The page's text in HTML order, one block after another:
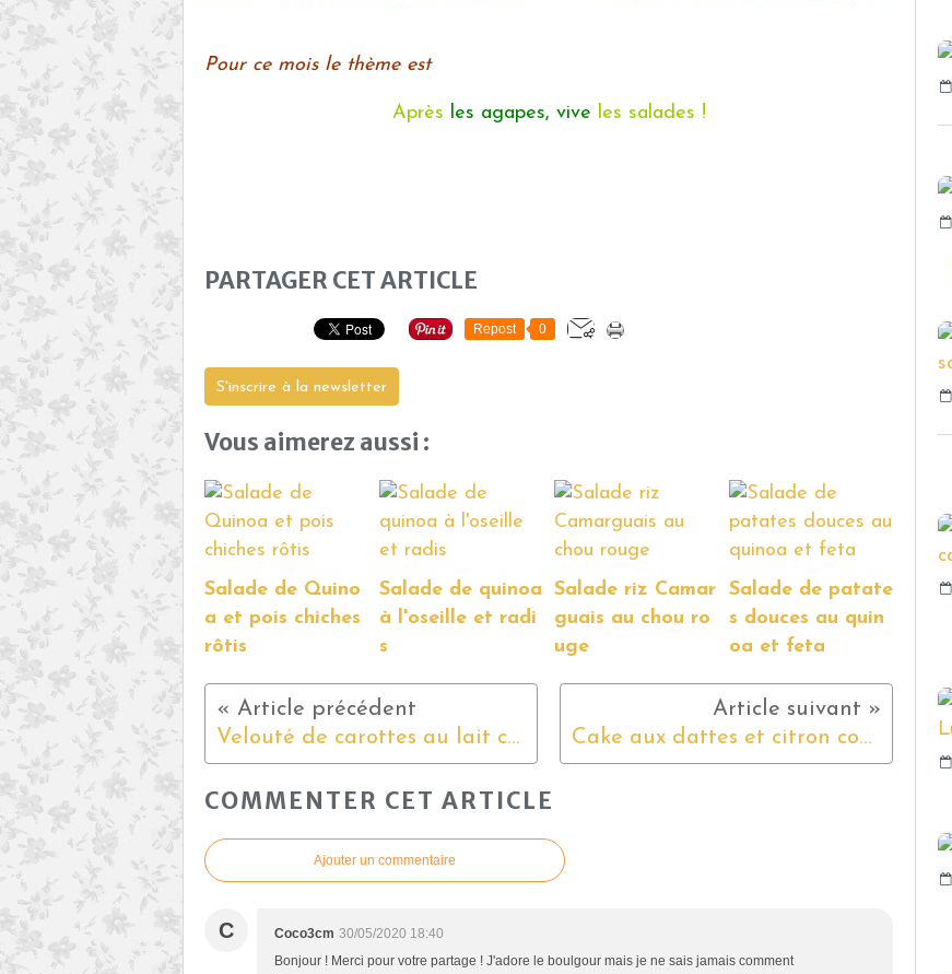
Pour ce mois le thème est
Après les agapes, vive les salades !
PARTAGER CET ARTICLE
Repost 0
S'inscrire à la newsletter
Vous aimerez aussi :
Salade de Quino
a et pois chiches
rôtis
Salade de quinoa
à l'oseille et radi
s
Salade riz Camar
guais au chou ro
uge
Salade de patate
s douces au quin
oa et feta
Velouté de carottes au lait concentré non sucré Cake aux dattes et citron confit
COMMENTER CET ARTICLE
Ajouter un commentaire
C Coco3cm 30/05/2020 18:40
Bonjour ! Merci pour votre partage ! J'adore le boulgour mais je ne sais jamais comment